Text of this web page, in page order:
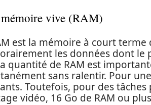
vive (RAM)
est la mémoire à court
les données dont le
quantité de RAM est
sans ralentir. Pour
Toutefois, pour des
vidéo, 16 Go de RAM ou